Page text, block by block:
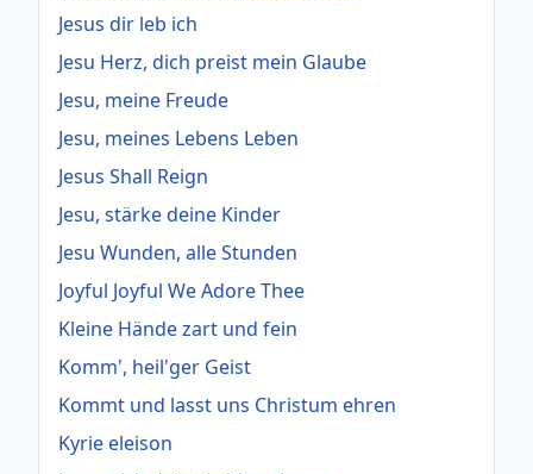
Jesus dir leb ich
Jesu Herz, dich preist mein Glaube
Jesu, meine Freude
Jesu, meines Lebens Leben
Jesus Shall Reign
Jesu, stärke deine Kinder
Jesu Wunden, alle Stunden
Joyful Joyful We Adore Thee
Kleine Hände zart und fein
Komm', heil'ger Geist
Kommt und lasst uns Christum ehren
Kyrie eleison